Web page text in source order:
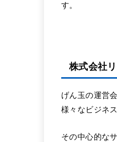
す。
株式会社
げん玉の運営
様々なビジネ
その中心的な